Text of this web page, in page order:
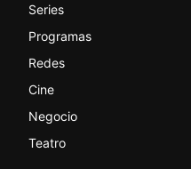
Series
Programas
Redes
Cine
Negocio
Teatro